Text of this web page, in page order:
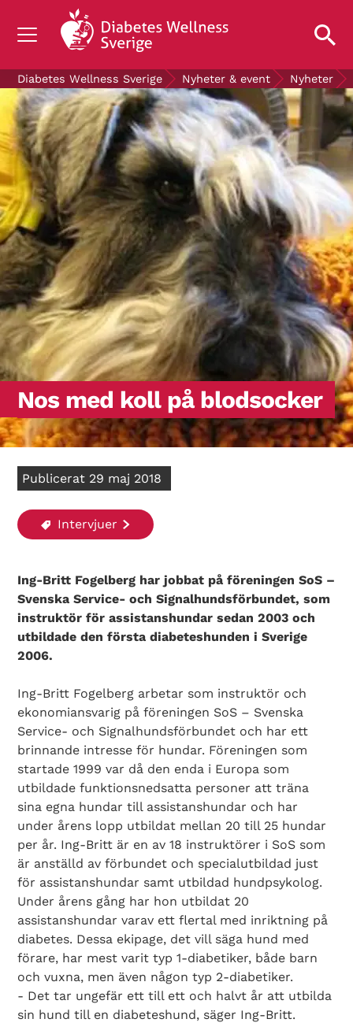
OM DIABETES
STÖD OSS
FORSKNING
NYHETER & EVENT
OM OSS
GRATIS DIABETESPRODUKTER
Blodsockerkollen
Diabetes Wellness Sverige Nyheter & event Nyheter
Nos med koll på blodsocker
Publicerat 29 maj 2018
Intervjuer
Ing-Britt Fogelberg har jobbat på föreningen SoS –
Svenska Service- och Signalhundsförbundet, som
instruktör för assistanshundar sedan 2003 och
utbildade den första diabeteshunden i Sverige
2006.
Ing-Britt Fogelberg arbetar som instruktör och
ekonomiansvarig på föreningen SoS – Svenska
Service- och Signalhundsförbundet och har ett
brinnande intresse för hundar. Föreningen som
startade 1999 var då den enda i Europa som
utbildade funktionsnedsatta personer att träna
sina egna hundar till assistanshundar och har
under årens lopp utbildat mellan 20 till 25 hundar
per år. Ing-Britt är en av 18 instruktörer i SoS som
är anställd av förbundet och specialutbildad just
för assistanshundar samt utbildad hundpsykolog.
Under årens gång har hon utbildat 20
assistanshundar varav ett flertal med inriktning på
diabetes. Dessa ekipage, det vill säga hund med
förare, har mest varit typ 1-diabetiker, både barn
och vuxna, men även någon typ 2-diabetiker.
- Det tar ungefär ett till ett och halvt år att utbilda
sin hund till en diabeteshund, säger Ing-Britt.